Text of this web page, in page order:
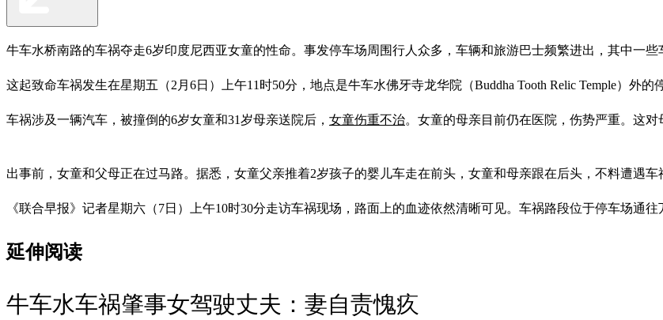
牛车水桥南路的车祸夺走6岁印度尼西亚女童的性命。事发停车场周围行人众多，车辆和旅游巴士频繁进出，其中一些
这起致命车祸发生在星期五（2月6日）上午11时50分，地点是牛车水佛牙寺龙华院（Buddha Tooth Relic Temple）外的
车祸涉及一辆汽车，被撞倒的6岁女童和31岁母亲送院后， 女童伤重不治。女童的母亲目前仍在医院，伤势严重。这
出事前，女童和父母正在过马路。据悉，女童父亲推着2岁孩子的婴儿车走在前头，女童和母亲跟在后头，不料遭遇车
《联合早报》记者星期六（7日）上午10时30分走访车祸现场，路面上的血迹依然清晰可见。车祸路段位于停车场通
延伸阅读
牛车水车祸肇事女驾驶丈夫：妻自责愧疚